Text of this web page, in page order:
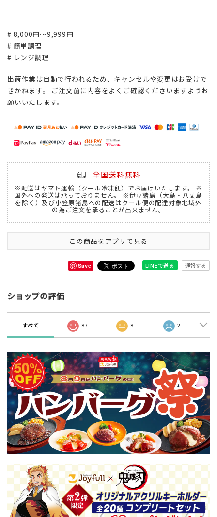
# 8,000円～9,999円
# 簡単調理
# レンジ調理
出荷作業は自動で行われるため、キャンセルや変更はお受けで
きかねます。 ご注文前に内容をよくご確認くださいますようお
願いいたします。
全国送料無料
※配送はヤマト運輸（クール冷凍便）でお届けいたします。 ※
国外への発送は承っておりません。 ※伊豆諸島（大島・八丈島
を除く）及び小笠原諸島への配送はクール便の配達対象地域外
の為ご注文を承ることが出来ません。
この商品をアプリで見る
Save LINEで送る 通報する
ショップの評価
すべて 87 8 2